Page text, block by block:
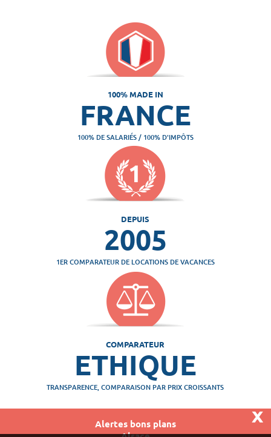
Alertes bons plans
x
100% MADE IN
FRANCE
100% DE SALARIÉS / 100% D'IMPÔTS
DEPUIS
2005
1ER COMPARATEUR DE LOCATIONS DE VACANCES
COMPARATEUR
ETHIQUE
TRANSPARENCE, COMPARAISON PAR PRIX CROISSANTS